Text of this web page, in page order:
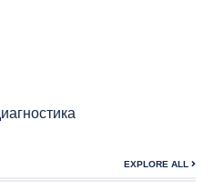
EXPLORE ALL